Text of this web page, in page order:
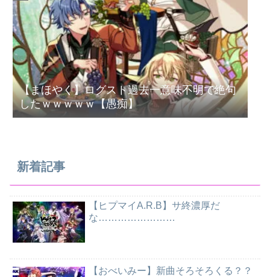
【まほやく】ログスト過去一意味不明で絶句
したｗｗｗｗｗ【愚痴】
新着記事
【ヒプマイA.R.B】サ終濃厚だ
な……………………
【おべいみー】新曲そろそろくる？？